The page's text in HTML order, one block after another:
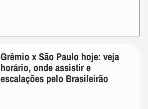
Grêmio x São Paulo hoje: veja
horário, onde assistir e
escalações pelo Brasileirão